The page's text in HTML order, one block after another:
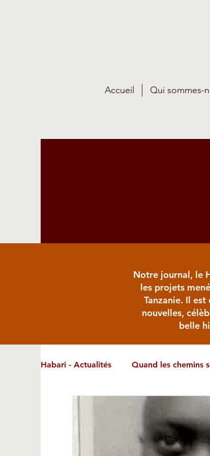
Accueil Qui sommes-
Notre journal, le
les projets
Tanzanie. Il
nouvelles,
belle
Habari - Actualités Quand les chemins
Ça se passe en Tanzanie Le